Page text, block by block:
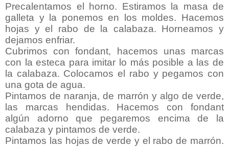
Precalentamos el horno. Estiramos la masa de
galleta y la ponemos en los moldes. Hacemos
hojas y el rabo de la calabaza. Horneamos y
dejamos enfriar.
Cubrimos con fondant, hacemos unas marcas
con la esteca para imitar lo más posible a las de
la calabaza. Colocamos el rabo y pegamos con
una gota de agua.
Pintamos de naranja, de marrón y algo de verde,
las marcas hendidas. Hacemos con fondant
algún adorno que pegaremos encima de la
calabaza y pintamos de verde.
Pintamos las hojas de verde y el rabo de marrón.